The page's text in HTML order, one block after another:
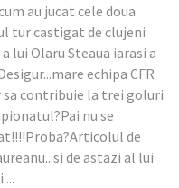
au jucat cele doua
tur castigat de clujeni
lui Olaru Steaua iarasi a
echipa CFR
sa contribuie la trei goluri
nu se
de
de astazi al lui